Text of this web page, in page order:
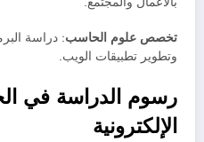
تخصص علوم الحاسب: دراسة
وتطوير تطبيقات الويب.
رسوم الدراسة في
الإلكترونية